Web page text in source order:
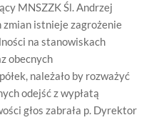
MNSZZK Śl. Andrzej
zmian istnieje zagrożenie
na stanowiskach
obecnych
należało by rozważyć
odejść z wypłatą
głos zabrała p. Dyrektor